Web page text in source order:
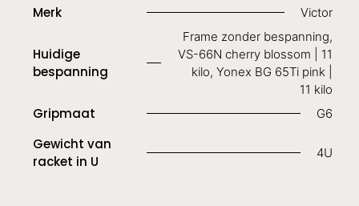
Merk Victor
Huidige
bespanning
Frame zonder bespanning,
VS-66N cherry blossom | 11
kilo, Yonex BG 65Ti pink |
11 kilo
Gripmaat G6
Gewicht van
racket in U
4U